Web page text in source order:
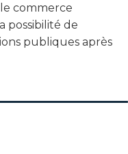
commerce
possibilité de
publiques après